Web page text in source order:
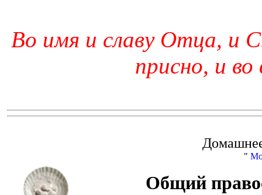
Во имя и славу Отца, и
присно, и во
"
Общий